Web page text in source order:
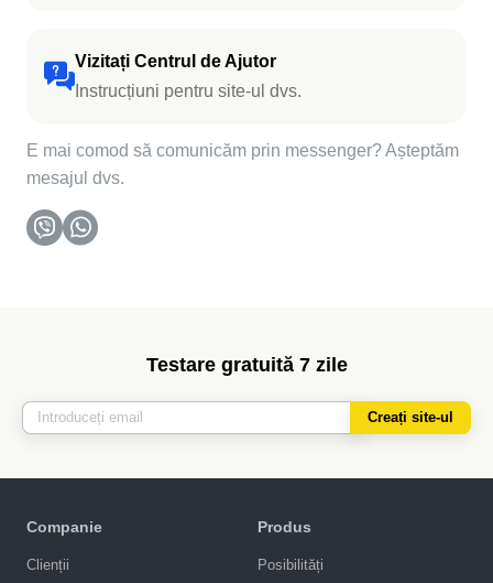
Vizitați Centrul de Ajutor
Instrucțiuni pentru site-ul dvs.
E mai comod să comunicăm prin messenger? Așteptăm
mesajul dvs.
Testare gratuită 7 zile
Creați site-ul
Companie
Clienții
Produs
Posibilități